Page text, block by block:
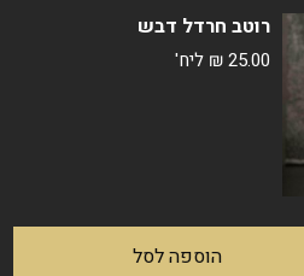
רוטב חרדל דבש
₪25.00 ליח'
הוספה לסל